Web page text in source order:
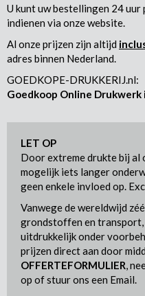
U kunt uw bestellingen 24 uur
indienen via onze website.
Al onze prijzen zijn altijd
adres binnen Nederland.
GOEDKOPE-DRUKKERIJ.nl:
Goedkoop Online
LET OP
Door extreme drukte bij al
mogelijk iets langer
geen enkele invloed op.
Vanwege de wereldwijd
grondstoffen en transport,
uitdrukkelijk onder
prijzen direct aan door
OFFERTEFORMULIER,
op of stuur ons een Email.